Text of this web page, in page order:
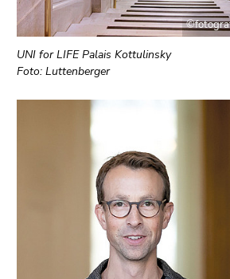
UNI for LIFE Palais Kottulinsky
Foto: Luttenberger